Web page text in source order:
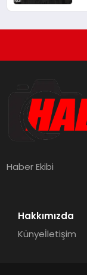
Haber Ekibi
Hakkımızda
Künyeİletişim